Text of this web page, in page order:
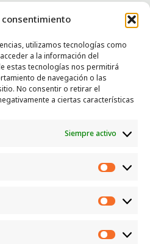
consentimiento
utilizamos tecnologías como
a la información del
estas tecnologías nos permitirá
de navegación o las
No consentir o retirar el
a ciertas características
Siempre activo
y enseres.